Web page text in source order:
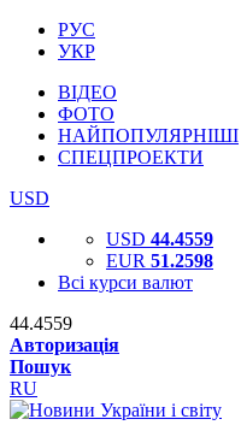
РУС
УКР
ВІДЕО
ФОТО
НАЙПОПУЛЯРНІШІ
СПЕЦПРОЕКТИ
USD
USD 44.4559
EUR 51.2598
Всі курси валют
44.4559
Авторизація
Пошук
RU